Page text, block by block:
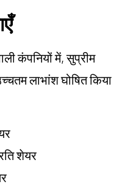
कंपनियों में, सुप्रीम
लाभांश घोषित किया
शेयर